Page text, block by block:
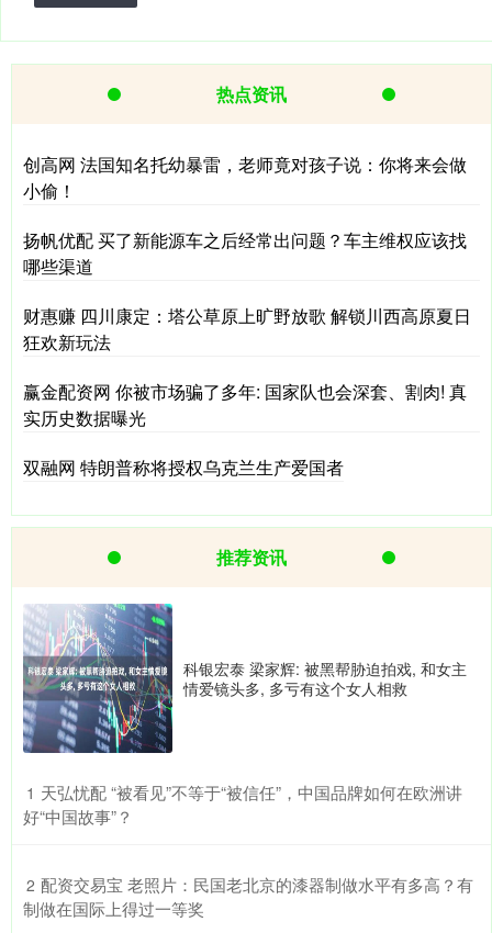
热点资讯
创高网 法国知名托幼暴雷，老师竟对孩子说：你将来会做
小偷！
扬帆优配 买了新能源车之后经常出问题？车主维权应该找
哪些渠道
财惠赚 四川康定：塔公草原上旷野放歌 解锁川西高原夏日
狂欢新玩法
赢金配资网 你被市场骗了多年: 国家队也会深套、割肉! 真
实历史数据曝光
双融网 特朗普称将授权乌克兰生产爱国者
推荐资讯
科银宏泰 梁家辉: 被黑帮胁迫拍戏, 和女主
情爱镜头多, 多亏有这个女人相救
1 ​天弘忧配 “被看见”不等于“被信任”，中国品牌如何在欧洲讲
好“中国故事”？
2 ​配资交易宝 老照片：民国老北京的漆器制做水平有多高？有
制做在国际上得过一等奖